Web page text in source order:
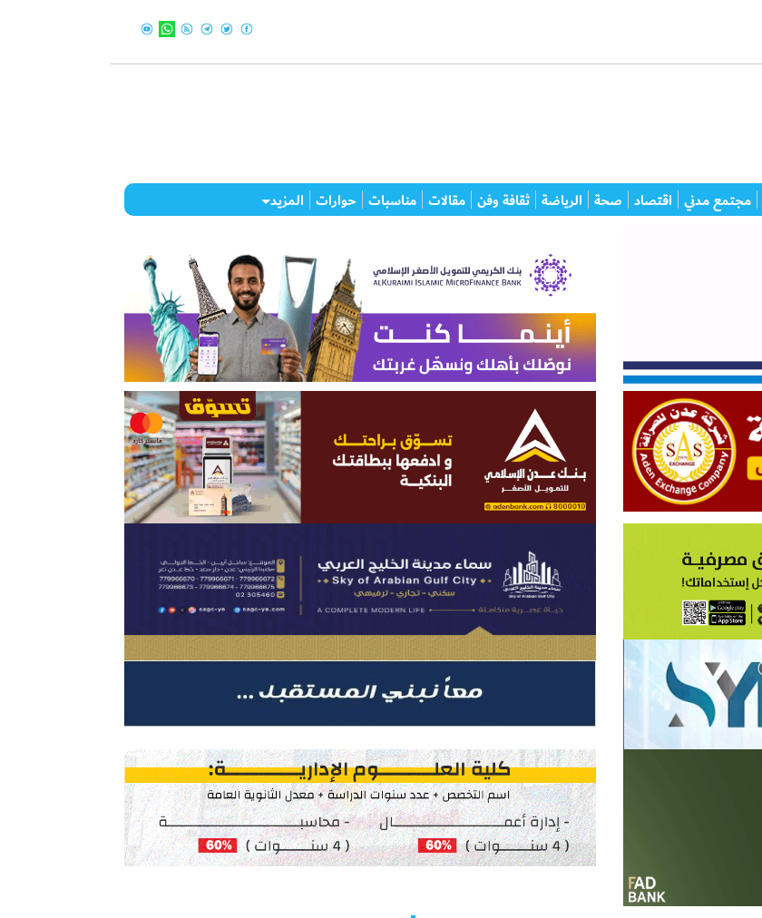
مجتمع مدني اقتصاد صحة الرياضة ثقافة وفن مقالات مناسبات حوارات المزيد